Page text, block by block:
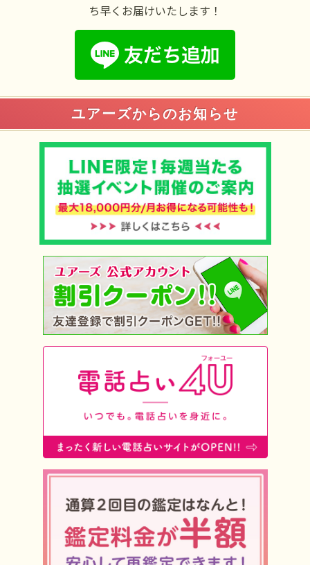
ち早くお届けいたします！
ユアーズからのお知らせ